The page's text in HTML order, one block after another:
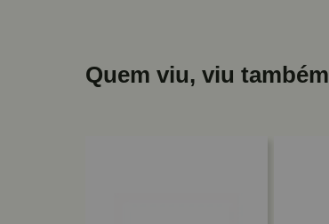
Quem viu, viu também